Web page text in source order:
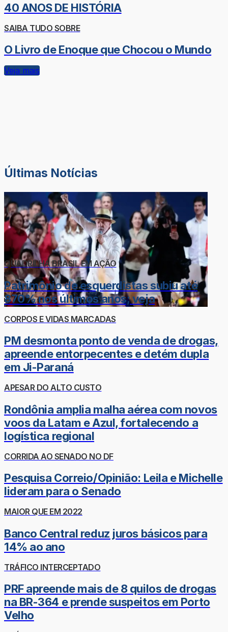
40 ANOS DE HISTÓRIA
SAIBA TUDO SOBRE
O Livro de Enoque que Chocou o Mundo
Veja mais
Últimas Notícias
QUADRILHA BRASIL EM AÇÃO
Patrimônio de esquerdistas subiu até
870% nos últimos anos; veja
CORPOS E VIDAS MARCADAS
PM desmonta ponto de venda de drogas,
apreende entorpecentes e detém dupla
em Ji-Paraná
APESAR DO ALTO CUSTO
Rondônia amplia malha aérea com novos
voos da Latam e Azul, fortalecendo a
logística regional
CORRIDA AO SENADO NO DF
Pesquisa Correio/Opinião: Leila e Michelle
lideram para o Senado
MAIOR QUE EM 2022
Banco Central reduz juros básicos para
14% ao ano
TRÁFICO INTERCEPTADO
PRF apreende mais de 8 quilos de drogas
na BR-364 e prende suspeitos em Porto
Velho